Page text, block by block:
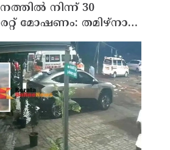
നിന്ന് 30
മോഷണം: തമിഴ്‌നാട്